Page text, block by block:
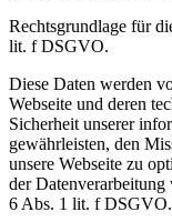
Rechtsgrundlage für
lit. f DSGVO.
Diese Daten werden
Webseite und deren
Sicherheit unserer
gewährleisten, den
unsere Webseite zu
der Datenverarbeitung
6 Abs. 1 lit. f DSGVO.